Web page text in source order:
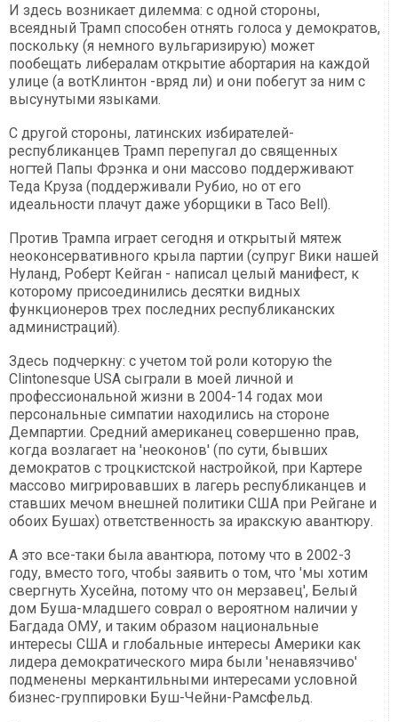
И здесь возникает дилемма: с одной стороны,
всеядный Трамп способен отнять голоса у демократов,
поскольку (я немного вульгаризирую) может
пообещать либералам открытие абортария на каждой
улице (а вотКлинтон -вряд ли) и они побегут за ним с
высунутыми языками.
С другой стороны, латинских избирателей-
республиканцев Трамп перепугал до священных
ногтей Папы Фрэнка и они массово поддерживают
Теда Круза (поддерживали Рубио, но от его
идеальности плачут даже уборщики в Taco Bell).
Против Трампа играет сегодня и открытый мятеж
неоконсервативного крыла партии (супруг Вики нашей
Нуланд, Роберт Кейган - написал целый манифест, к
которому присоединились десятки видных
функционеров трех последних республиканских
администраций).
Здесь подчеркну: с учетом той роли которую the
Clintonesque USA сыграли в моей личной и
профессиональной жизни в 2004-14 годах мои
персональные симпатии находились на стороне
Демпартии. Средний американец совершенно прав,
когда возлагает на 'неоконов' (по сути, бывших
демократов с троцкистской настройкой, при Картере
массово мигрировавших в лагерь республиканцев и
ставших мечом внешней политики США при Рейгане и
обоих Бушах) ответственность за иракскую авантюру.
А это все-таки была авантюра, потому что в 2002-3
году, вместо того, чтобы заявить о том, что 'мы хотим
свергнуть Хусейна, потому что он мерзавец', Белый
дом Буша-младшего соврал о вероятном наличии у
Багдада ОМУ, и таким образом национальные
интересы США и глобальные интересы Америки как
лидера демократического мира были 'ненавязчиво'
подменены меркантильными интересами условной
бизнес-группировки Буш-Чейни-Рамсфельд.